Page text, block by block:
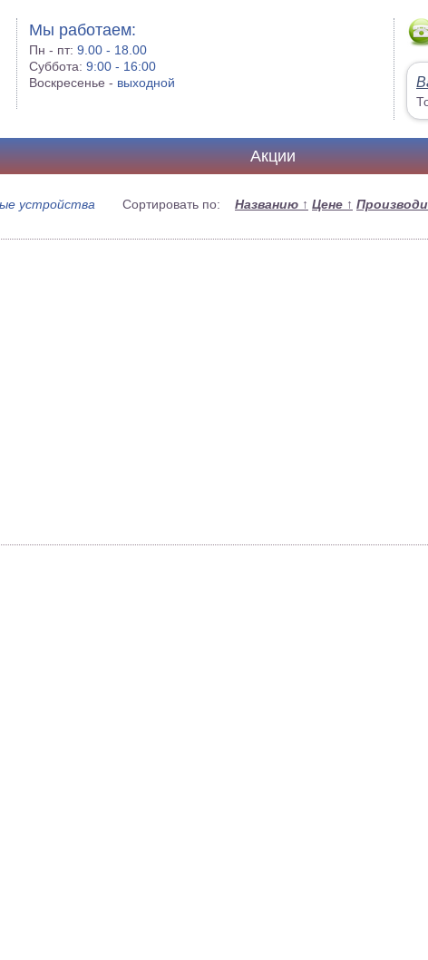
Мы работаем:
Пн - пт:9.00 - 18.00
Суббота:9:00 - 16:00
Воскресенье - выходной
Акции
Сортировать по: Названию ↑ Цене ↑
устройства